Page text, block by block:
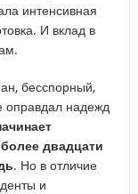
интенсивная
И вклад в
бесспорный,
оправдал надежд
двадцати
. Но в отличие
и